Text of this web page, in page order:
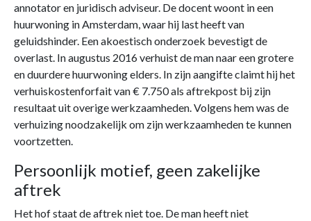
annotator en juridisch adviseur. De docent woont in een
huurwoning in Amsterdam, waar hij last heeft van
geluidshinder. Een akoestisch onderzoek bevestigt de
overlast. In augustus 2016 verhuist de man naar een grotere
en duurdere huurwoning elders. In zijn aangifte claimt hij het
verhuiskostenforfait van € 7.750 als aftrekpost bij zijn
resultaat uit overige werkzaamheden. Volgens hem was de
verhuizing noodzakelijk om zijn werkzaamheden te kunnen
voortzetten.
Persoonlijk motief, geen zakelijke
aftrek
Het hof staat de aftrek niet toe. De man heeft niet